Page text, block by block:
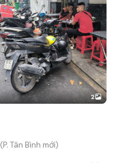
2
(P. Tân Bình mới)